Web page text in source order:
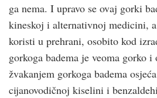
ga nema. I upravo se ovaj gorki
kineskoj i alternativnoj medicini,
koristi u prehrani, osobito kod
gorkoga badema je veoma gorko
žvakanjem gorkoga badema
cijanovodičnoj kiselini i